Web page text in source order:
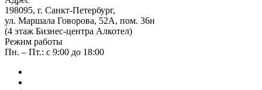
198095, г. Санкт-Петербург,
ул. Маршала Говорова, 52А, пом. 36н
(4 этаж Бизнес-центра Алкотел)
Режим работы
Пн. – Пт.: с 9:00 до 18:00